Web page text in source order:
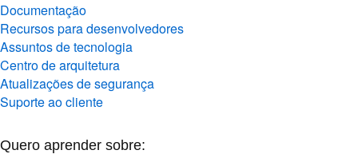
Documentação
Recursos para desenvolvedores
Assuntos de tecnologia
Centro de arquitetura
Atualizações de segurança
Suporte ao cliente
Quero aprender sobre: